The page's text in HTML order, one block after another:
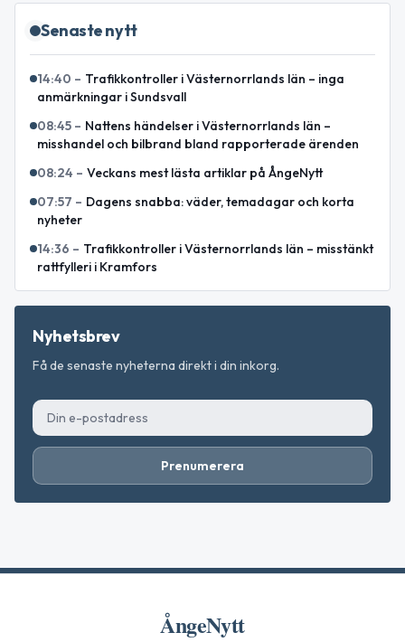
Senaste nytt
14:40 – Trafikkontroller i Västernorrlands län – inga
anmärkningar i Sundsvall
08:45 – Nattens händelser i Västernorrlands län –
misshandel och bilbrand bland rapporterade ärenden
08:24 – Veckans mest lästa artiklar på ÅngeNytt
07:57 – Dagens snabba: väder, temadagar och korta
nyheter
14:36 – Trafikkontroller i Västernorrlands län – misstänkt
rattfylleri i Kramfors
Nyhetsbrev
Få de senaste nyheterna direkt i din inkorg.
Prenumerera
ÅngeNytt